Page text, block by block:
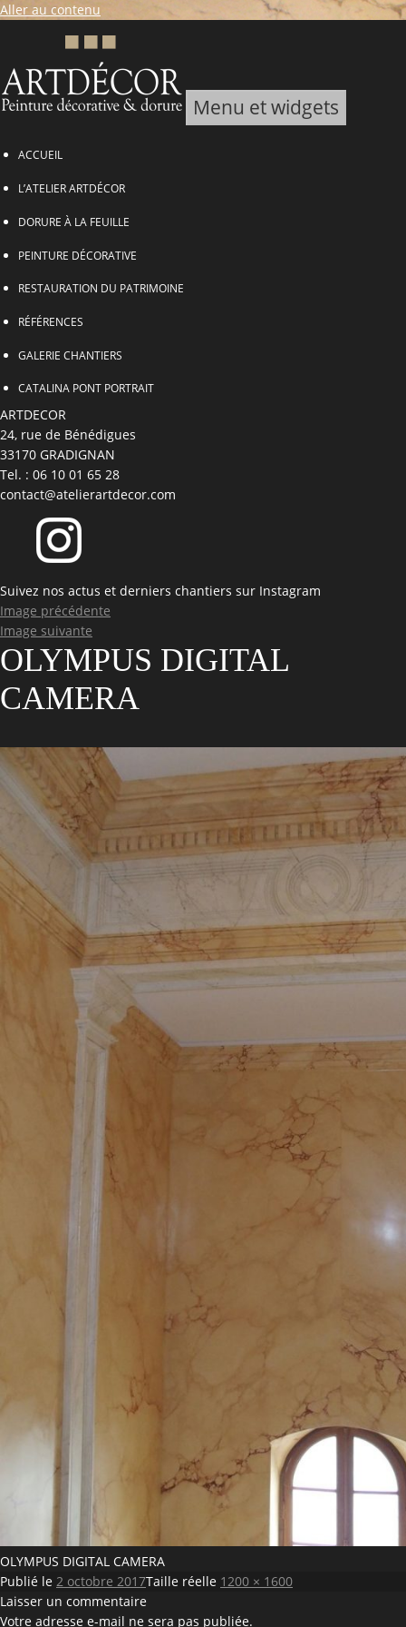
Aller au contenu
Menu et widgets
ACCUEIL
L’ATELIER ARTDÉCOR
DORURE À LA FEUILLE
PEINTURE DÉCORATIVE
RESTAURATION DU PATRIMOINE
RÉFÉRENCES
GALERIE CHANTIERS
CATALINA PONT PORTRAIT
ARTDECOR
24, rue de Bénédigues
33170 GRADIGNAN
Tel. : 06 10 01 65 28
contact@atelierartdecor.com
Suivez nos actus et derniers chantiers sur Instagram
Image précédente
Image suivante
OLYMPUS DIGITAL
CAMERA
OLYMPUS DIGITAL CAMERA
Publié le 2 octobre 2017Taille réelle 1200 × 1600
Laisser un commentaire
Votre adresse e-mail ne sera pas publiée.